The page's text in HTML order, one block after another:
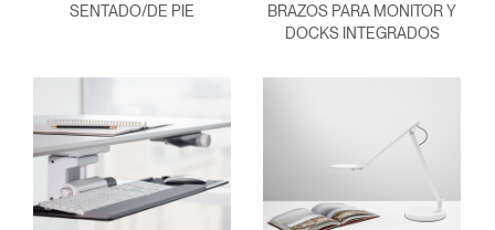
SENTADO/DE PIE
BRAZOS PARA MONITOR Y
DOCKS INTEGRADOS